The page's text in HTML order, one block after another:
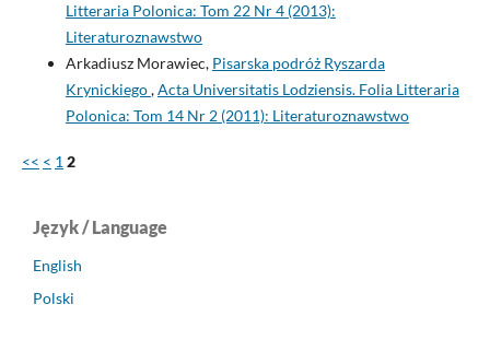
Litteraria Polonica: Tom 22 Nr 4 (2013):
Literaturoznawstwo
Arkadiusz Morawiec, Pisarska podróż Ryszarda
Krynickiego,Acta Universitatis Lodziensis. Folia Litteraria
Polonica: Tom 14 Nr 2 (2011): Literaturoznawstwo
<< < 1 2
Język / Language
English
Polski